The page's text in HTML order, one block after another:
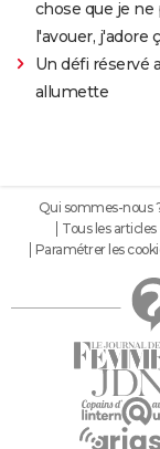
chose que je ne
l'avouer, j'adore
Un défi réservé
allumette
Qui sommes-nous
Tous les articles
Paramétrer les